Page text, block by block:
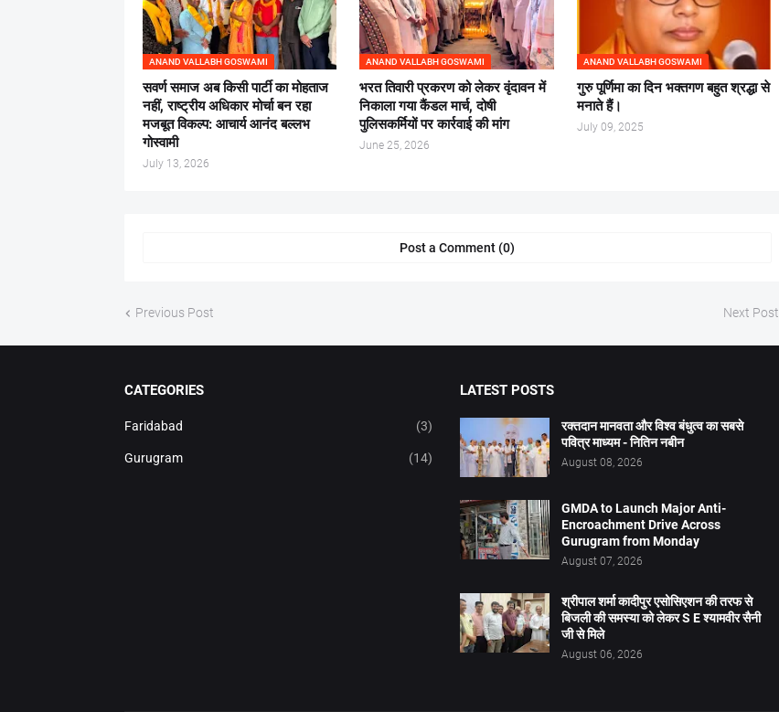
ANAND VALLABH GOSWAMI
सवर्ण समाज अब किसी पार्टी का मोहताज
नहीं, राष्ट्रीय अधिकार मोर्चा बन रहा
मजबूत विकल्प: आचार्य आनंद बल्लभ
गोस्वामी
July 13, 2026
ANAND VALLABH GOSWAMI
भरत तिवारी प्रकरण को लेकर वृंदावन में
निकाला गया कैंडल मार्च, दोषी
पुलिसकर्मियों पर कार्रवाई की मांग
June 25, 2026
ANAND VALLABH GOSWAMI
गुरु पूर्णिमा का दिन भक्तगण बहुत श्रद्धा से
मनाते हैं।
July 09, 2025
Post a Comment (0)
Previous Post Next Post
CATEGORIES
Faridabad (3)
Gurugram (14)
LATEST POSTS
रक्तदान मानवता और विश्व बंधुत्व का सबसे
पवित्र माध्यम - नितिन नबीन
August 08, 2026
GMDA to Launch Major Anti-
Encroachment Drive Across
Gurugram from Monday
August 07, 2026
श्रीपाल शर्मा कादीपुर एसोसिएशन की तरफ से
बिजली की समस्या को लेकर S E श्यामवीर सैनी
जी से मिले
August 06, 2026